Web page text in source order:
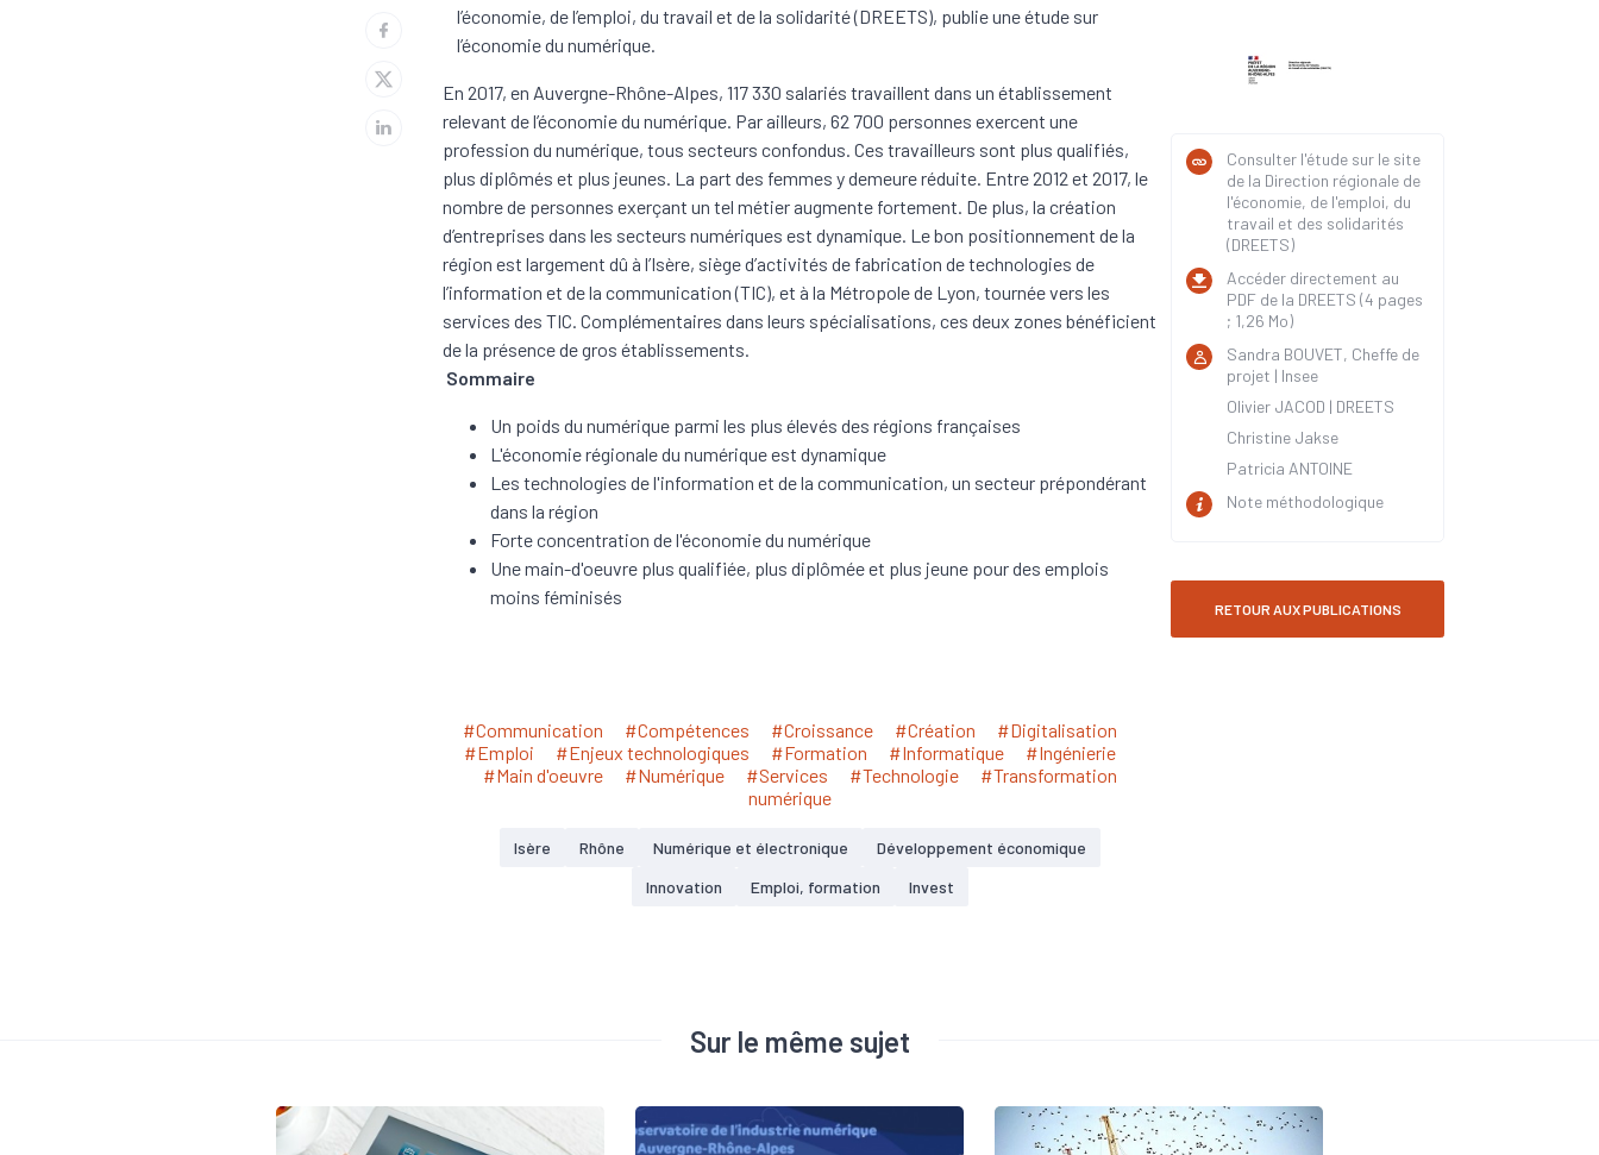
l’économie, de l’emploi, du travail et de la solidarité (DREETS), publie une étude sur
l’économie du numérique.
En 2017, en Auvergne-Rhône-Alpes, 117 330 salariés travaillent dans un établissement
relevant de l’économie du numérique. Par ailleurs, 62 700 personnes exercent une
profession du numérique, tous secteurs confondus. Ces travailleurs sont plus qualifiés,
plus diplômés et plus jeunes. La part des femmes y demeure réduite. Entre 2012 et 2017, le
nombre de personnes exerçant un tel métier augmente fortement. De plus, la création
d’entreprises dans les secteurs numériques est dynamique. Le bon positionnement de la
région est largement dû à l’Isère, siège d’activités de fabrication de technologies de
l’information et de la communication (TIC), et à la Métropole de Lyon, tournée vers les
services des TIC. Complémentaires dans leurs spécialisations, ces deux zones bénéficient
de la présence de gros établissements.
Sommaire
Un poids du numérique parmi les plus élevés des régions françaises
L'économie régionale du numérique est dynamique
Les technologies de l'information et de la communication, un secteur prépondérant
dans la région
Forte concentration de l'économie du numérique
Une main-d'oeuvre plus qualifiée, plus diplômée et plus jeune pour des emplois
moins féminisés
Consulter l'étude sur le site
de la Direction régionale de
l'économie, de l'emploi, du
travail et des solidarités
(DREETS)
Accéder directement au
PDF de la DREETS (4 pages
; 1,26 Mo)
Sandra BOUVET, Cheffe de
projet | Insee
Olivier JACOD | DREETS
Christine Jakse
Patricia ANTOINE
Note méthodologique
RETOUR AUX PUBLICATIONS
#Communication #Compétences #Croissance #Création
#Digitalisation
#Emploi
#Enjeux technologiques #Formation #Informatique
#Ingénierie
#Main d'oeuvre
#Numérique #Services #Technologie
#Transformation
numérique
Isère Rhône Numérique et électronique
Développement économique
Innovation
Emploi, formation Invest
Sur le même sujet